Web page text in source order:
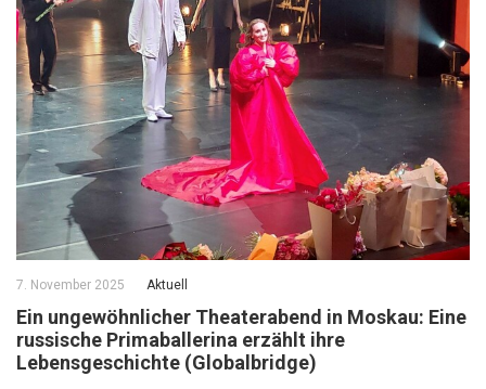
7. November 2025 Aktuell
Ein ungewöhnlicher Theaterabend in Moskau: Eine
russische Primaballerina erzählt ihre
Lebensgeschichte (Globalbridge)